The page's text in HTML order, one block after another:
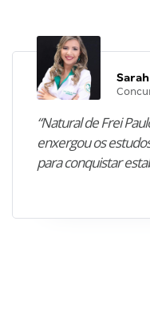
Sarah
“Natural de Frei
enxergou os
para conquistar